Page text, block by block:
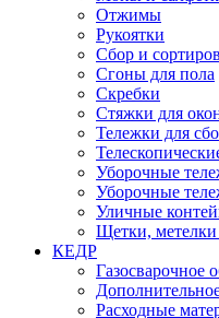
Отжимы
Рукоятки
Сбор и
Сгоны для пола
Скребки
Стяжки для
Тележки для
Уборочные
Уборочные
Уличные
Щетки, метелки
КЕДР
Газосварочное
Расходные